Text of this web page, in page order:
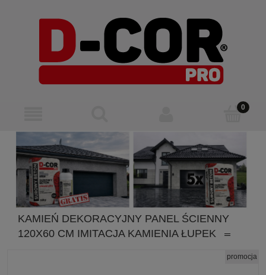
KAMIEŃ DEKORACYJNY PANEL ŚCIENNY
120X60 CM IMITACJA KAMIENIA ŁUPEK
promocja